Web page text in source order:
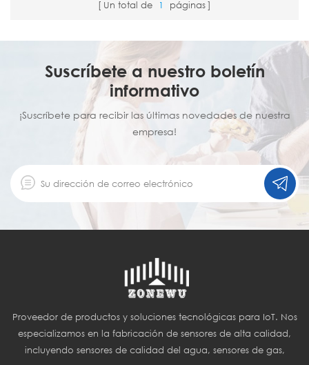
Un total de 1 páginas
Suscríbete a nuestro boletín
informativo
¡Suscríbete para recibir las últimas novedades de nuestra
empresa!
Proveedor de productos y soluciones tecnológicas para IoT. Nos
especializamos en la fabricación de sensores de alta calidad,
incluyendo sensores de calidad del agua, sensores de gas,